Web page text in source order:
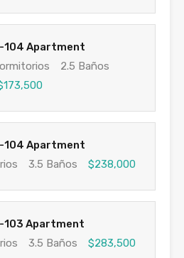
104 Apartment
2.5 Baños
104 Apartment
3.5 Baños $238,000
103 Apartment
3.5 Baños $283,500